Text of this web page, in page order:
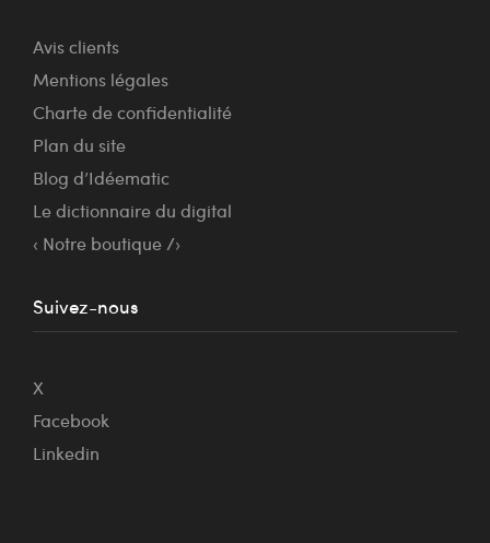
Avis clients
Mentions légales
Charte de confidentialité
Plan du site
Blog d’Idéematic
Le dictionnaire du digital
‹ Notre boutique /›
Suivez-nous
X
Facebook
Linkedin